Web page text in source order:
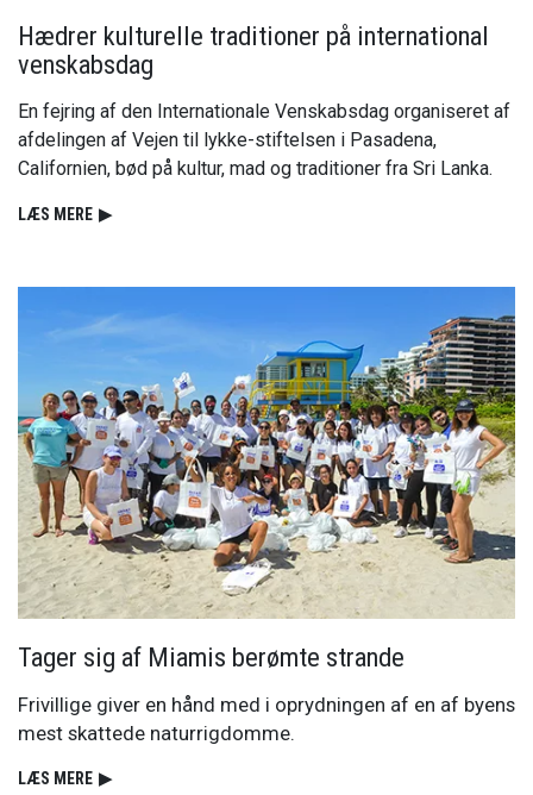
Hædrer kulturelle traditioner på international
venskabsdag
En fejring af den Internationale Venskabsdag organiseret af
afdelingen af Vejen til lykke-stiftelsen i Pasadena,
Californien, bød på kultur, mad og traditioner fra Sri Lanka.
LÆS MERE ▶
Tager sig af Miamis berømte strande
Frivillige giver en hånd med i oprydningen af en af byens
mest skattede naturrigdomme.
LÆS MERE ▶